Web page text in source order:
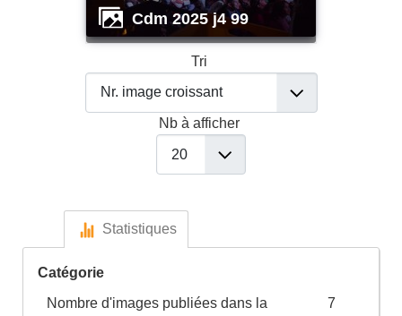
cdm 2025 j4 99
Tri
Nb à afficher
Statistiques
Catégorie
Nombre d'images publiées dans la
7